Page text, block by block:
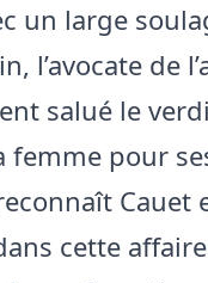
un large
l’avocate de
salué le
femme pour
Cauet
cette